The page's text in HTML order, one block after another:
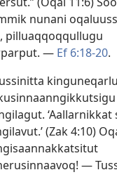
nunani
pilluaqqoqqullugu
— Ef 6:18-20.
(Zak 4:10)
—